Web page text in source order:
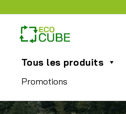
Tous les produits
Promotions